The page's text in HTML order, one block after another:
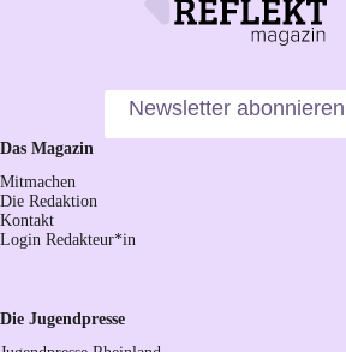
Newsletter abonnieren
Das Magazin
Mitmachen
Die Redaktion
Kontakt
Login Redakteur*in
Die Jugendpresse